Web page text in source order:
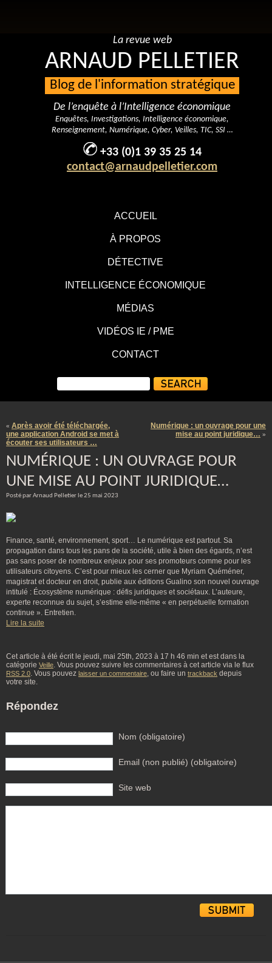
ACCUEIL
À PROPOS
DÉTECTIVE
INTELLIGENCE ÉCONOMIQUE
MÉDIAS
VIDÉOS IE / PME
CONTACT
La revue web
ARNAUD PELLETIER
Blog de l'information stratégique
De l’enquête à l’Intelligence économique
Enquêtes, Investigations, Intelligence économique,
Renseignement, Numérique, Cyber, Veilles, TIC, SSI …
+33 (0)1 39 35 25 14
contact@arnaudpelletier.com
« Après avoir été téléchargée,
une application Android se met à
écouter ses utilisateurs …
Numérique : un ouvrage pour une
mise au point juridique… »
NUMÉRIQUE : UN OUVRAGE POUR
UNE MISE AU POINT JURIDIQUE…
Posté par Arnaud Pelletier le 25 mai 2023
Finance, santé, environnement, sport… Le numérique est partout. Sa
propagation dans tous les pans de la société, utile à bien des égards, n’est
pas sans poser de nombreux enjeux pour ses promoteurs comme pour les
utilisateurs citoyens. C’est pour mieux les cerner que Myriam Quéméner,
magistrat et docteur en droit, publie aux éditions Gualino son nouvel ouvrage
intitulé : Écosystème numérique : défis juridiques et sociétaux. L’auteure,
experte reconnue du sujet, s’estime elle-même « en perpétuelle formation
continue ». Entretien.
Lire la suite
Cet article à été écrit le jeudi, mai 25th, 2023 à 17 h 46 min et est dans la
catégorie Veille. Vous pouvez suivre les commentaires à cet article via le flux
RSS 2.0. Vous pouvez laisser un commentaire, ou faire un trackback depuis
votre site.
Répondez
Nom (obligatoire)
Email (non publié) (obligatoire)
Site web